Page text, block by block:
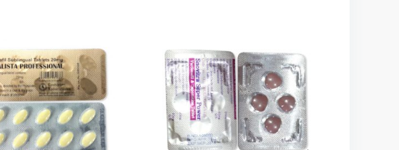
Cialis Super Active